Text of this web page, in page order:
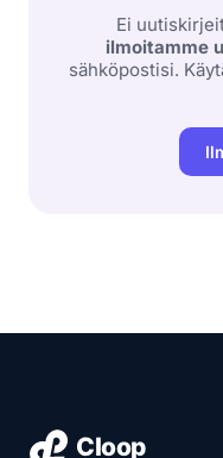
Ei
ilmoitamme
sähköpostisi.